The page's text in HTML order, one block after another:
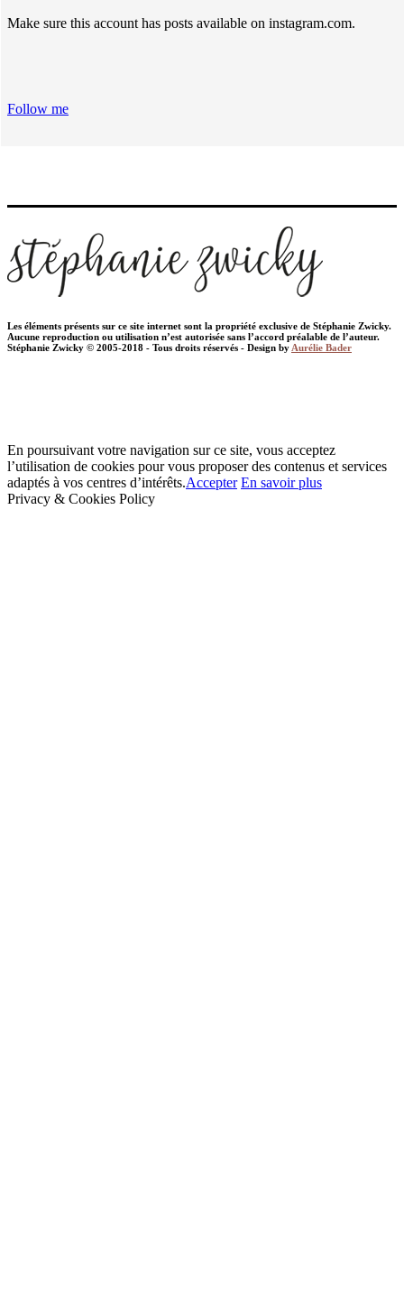
Make sure this account has posts available on instagram.com.
Follow me
Les éléments présents sur ce site internet sont la propriété exclusive de Stéphanie Zwicky.
Aucune reproduction ou utilisation n’est autorisée sans l’accord préalable de l’auteur.
Stéphanie Zwicky © 2005-2018 - Tous droits réservés - Design by Aurélie Bader
En poursuivant votre navigation sur ce site, vous acceptez
l’utilisation de cookies pour vous proposer des contenus et services
adaptés à vos centres d’intérêts.Accepter En savoir plus
Privacy & Cookies Policy